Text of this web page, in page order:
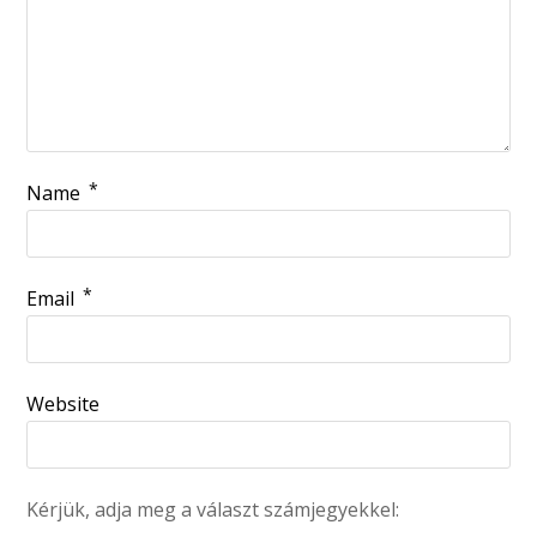
Name *
Email *
Website
Kérjük, adja meg a választ számjegyekkel: